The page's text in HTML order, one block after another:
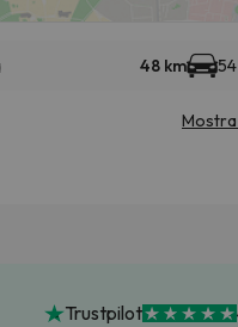
48 km
Mostra
Trustpilot